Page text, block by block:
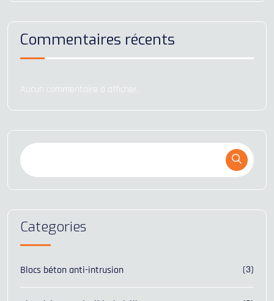
Commentaires récents
Aucun commentaire à afficher.
Categories
Blocs béton anti-intrusion (3)